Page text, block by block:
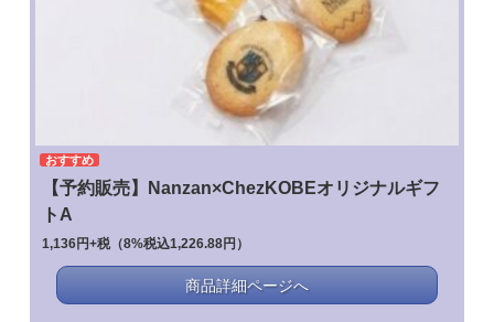
おすすめ
【予約販売】Nanzan×ChezKOBEオリジナルギフ
トA
1,136円+税（8%税込1,226.88円）
商品詳細ページへ